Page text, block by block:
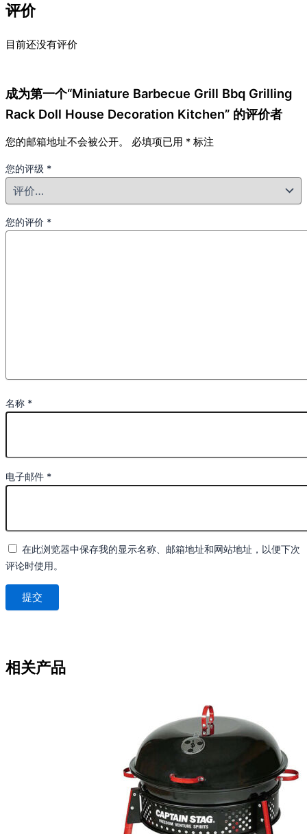
评价
目前还没有评价
成为第一个“Miniature Barbecue Grill Bbq Grilling
Rack Doll House Decoration Kitchen” 的评价者
您的邮箱地址不会被公开。 必填项已用 * 标注
您的评级 *
您的评价 *
名称 *
电子邮件 *
在此浏览器中保存我的显示名称、邮箱地址和网站地址，以便下次
评论时使用。
相关产品